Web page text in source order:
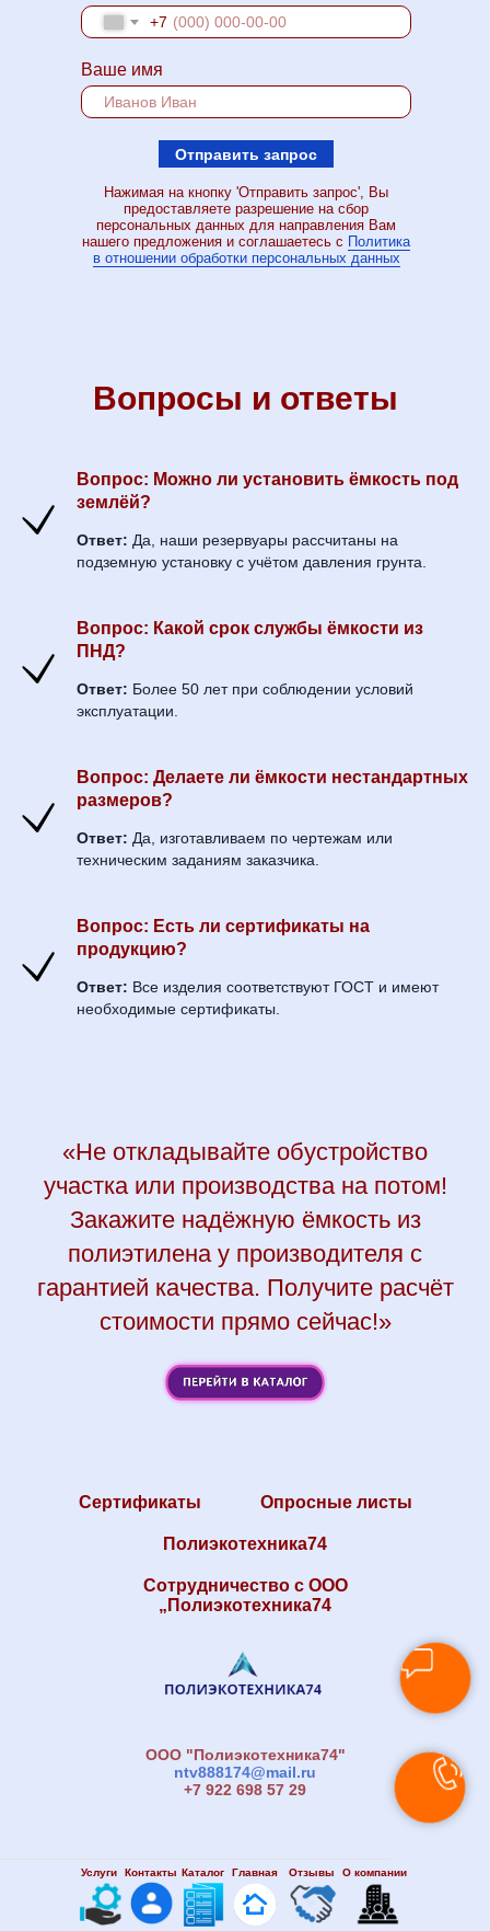
Услуги Каталог Отзывы О компании
Контакты Главная
+7
Ваше имя
Отправить запрос
Нажимая на кнопку 'Отправить запрос', Вы
предоставляете разрешение на сбор
персональных данных для направления Вам
нашего предложения и соглашаетесь с Политика
в отношении обработки персональных данных
Вопросы и ответы
Вопрос: Можно ли установить ёмкость под
землёй?
Ответ: Да, наши резервуары рассчитаны на
подземную установку с учётом давления грунта.
Вопрос: Какой срок службы ёмкости из
ПНД?
Ответ: Более 50 лет при соблюдении условий
эксплуатации.
Вопрос: Делаете ли ёмкости нестандартных
размеров?
Ответ: Да, изготавливаем по чертежам или
техническим заданиям заказчика.
Вопрос: Есть ли сертификаты на
продукцию?
Ответ: Все изделия соответствуют ГОСТ и имеют
необходимые сертификаты.
«Не откладывайте обустройство
участка или производства на потом!
Закажите надёжную ёмкость из
полиэтилена у производителя с
гарантией качества. Получите расчёт
стоимости прямо сейчас!»
Сертификаты Опросные листы
Полиэкотехника74
Сотрудничество с ООО
„Полиэкотехника74
ООО "Полиэкотехника74"
ntv888174@mail.ru
+7 922 698 57 29